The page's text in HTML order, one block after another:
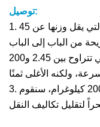
توصيل:
1. سنرسل خدمة التوصيل السريع للطرود التي يقل وزنها عن 45
سنختار النقل الجوي للأوزان التي تتراوح بين 2.45 و200
3. بالنسبة للشحنات التي يزيد وزنها عن 200 كيلوغرام، سنقوم